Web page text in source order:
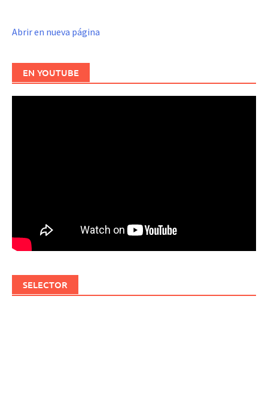
Abrir en nueva página
EN YOUTUBE
SELECTOR